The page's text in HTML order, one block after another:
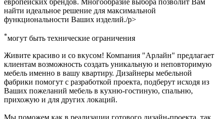
европейских брендов. Многообразие выбора позволит Вам
найти идеальное решение для максимальной
функциональности Ваших изделий./p>
*могут быть технические ограничения
Живите красиво и со вкусом! Компания "Арлайн" предлагает
клиентам возможность создать уникальную и неповторимую
мебель именно в вашу квартиру. Дизайнеры мебельной
фабрики помогут с разработкой проекта, подберут исходя из
Ваших пожеланий мебель в кухню-гостиную, спальню,
прихожую и для других локаций.
Мы поможем как в реализации готового дизайн-проекта, так